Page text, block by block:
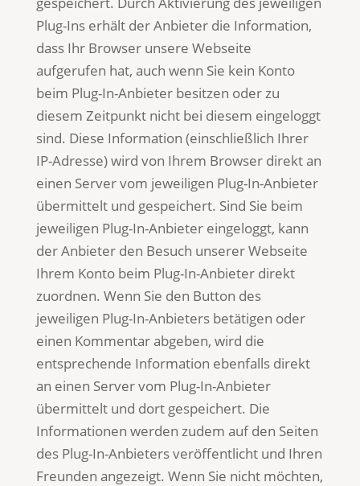
Plug-Ins erhält der Anbieter die Information,
dass Ihr Browser unsere Webseite
aufgerufen hat, auch wenn Sie kein Konto
beim Plug-In-Anbieter besitzen oder zu
diesem Zeitpunkt nicht bei diesem eingeloggt
sind. Diese Information (einschließlich Ihrer
IP-Adresse) wird von Ihrem Browser direkt an
einen Server vom jeweiligen Plug-In-Anbieter
übermittelt und gespeichert. Sind Sie beim
jeweiligen Plug-In-Anbieter eingeloggt, kann
der Anbieter den Besuch unserer Webseite
Ihrem Konto beim Plug-In-Anbieter direkt
zuordnen. Wenn Sie den Button des
jeweiligen Plug-In-Anbieters betätigen oder
einen Kommentar abgeben, wird die
entsprechende Information ebenfalls direkt
an einen Server vom Plug-In-Anbieter
übermittelt und dort gespeichert. Die
Informationen werden zudem auf den Seiten
des Plug-In-Anbieters veröffentlicht und Ihren
Freunden angezeigt. Wenn Sie nicht möchten,